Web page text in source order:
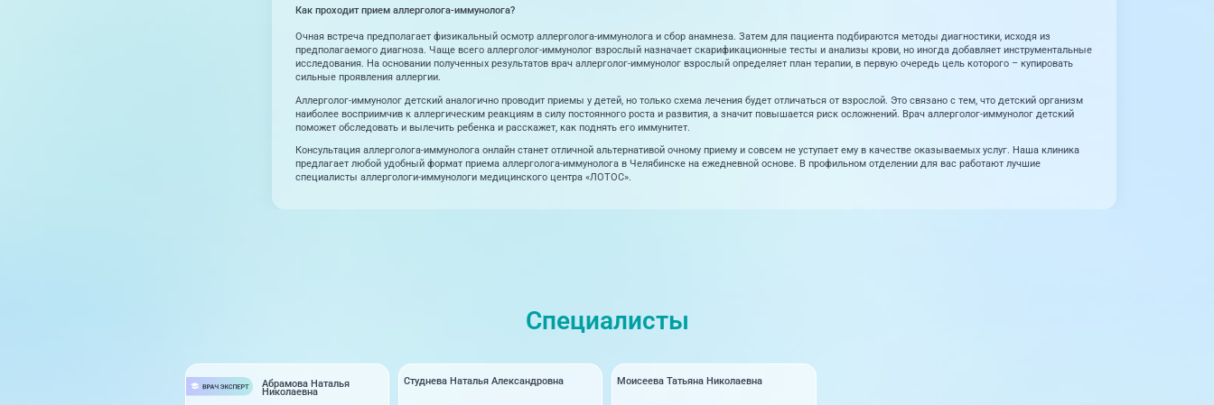
Как проходит прием аллерголога-иммунолога?
Очная встреча предполагает физикальный осмотр аллерголога-иммунолога и сбор анамнеза. Затем для пациента подбираются методы диагностики, исходя из
предполагаемого диагноза. Чаще всего аллерголог-иммунолог взрослый назначает скарификационные тесты и анализы крови, но иногда добавляет инструментальные
исследования. На основании полученных результатов врач аллерголог-иммунолог взрослый определяет план терапии, в первую очередь цель которого – купировать
сильные проявления аллергии.
Аллерголог-иммунолог детский аналогично проводит приемы у детей, но только схема лечения будет отличаться от взрослой. Это связано с тем, что детский организм
наиболее восприимчив к аллергическим реакциям в силу постоянного роста и развития, а значит повышается риск осложнений. Врач аллерголог-иммунолог детский
поможет обследовать и вылечить ребенка и расскажет, как поднять его иммунитет.
Консультация аллерголога-иммунолога онлайн станет отличной альтернативой очному приему и совсем не уступает ему в качестве оказываемых услуг. Наша клиника
предлагает любой удобный формат приема аллерголога-иммунолога в Челябинске на ежедневной основе. В профильном отделении для вас работают лучшие
специалисты аллергологи-иммунологи медицинского центра «ЛОТОС».
Специалисты
Абрамова Наталья
Николаевна
Студнева Наталья Александровна Моисеева Татьяна Николаевна